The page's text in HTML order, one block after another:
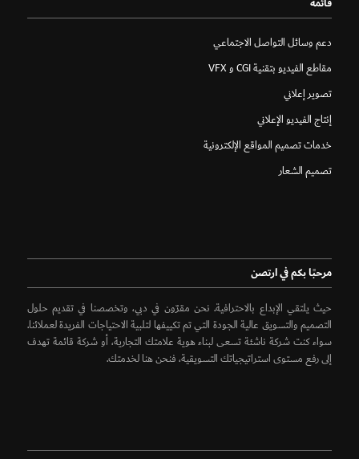
دعم وسائل التواصل الاجتماعي
مقاطع الفيديو بتقنية CGI و VFX
تصوير إعلاني
إنتاج الفيديو الإعلاني
خدمات تصميم المواقع الإلكترونية
تصميم الشعار
مرحبًا بكم في ارتصن
حيث يلتقي الإبداع بالاحترافية. نحن مقرّون في دبي، وتخصصنا في تقديم حلول
التصميم والتسويق عالية الجودة التي تم تكييفها لتلبية الاحتياجات الفريدة لعملائنا.
سواء كنت شركة ناشئة تسعى لبناء هوية علامتك التجارية، أو شركة قائمة تهدف
إلى رفع مستوى استراتيجياتك التسويقية، فنحن هنا لخدمتك.